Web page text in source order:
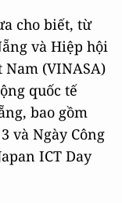
cho biết, từ
và Hiệp hội
Nam (VINASA)
quốc tế
bao gồm
và Ngày Công
ICT Day